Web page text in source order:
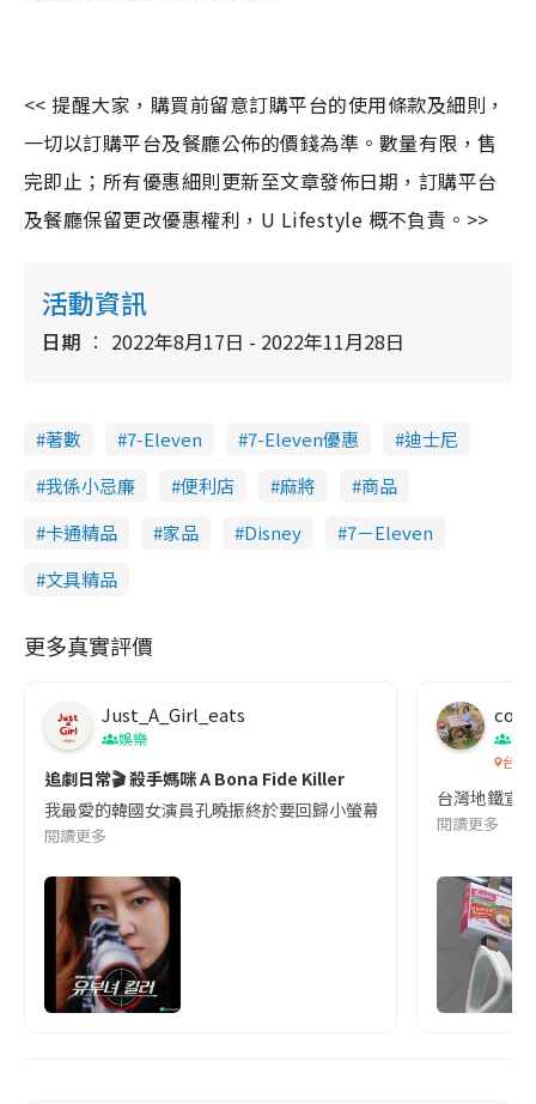
<< 提醒大家，購買前留意訂購平台的使用條款及細則，
一切以訂購平台及餐廳公佈的價錢為準。數量有限，售
完即止；所有優惠細則更新至文章發佈日期，訂購平台
及餐廳保留更改優惠權利，U Lifestyle 概不負責。>>
活動資訊
日期 2022年8月17日 - 2022年11月28日
著數 7-Eleven 7-Eleven優惠
迪士尼
我係小忌廉
便利店 麻將
商品
卡通精品
家品 Disney
7－Eleven
文具精品
更多真實評價
Just_A_Girl_eats
娛樂
追劇日常🎬 殺手媽咪 A Bona Fide Killer
我最愛的韓國女演員孔曉振終於要回歸小螢幕啦!這次的劇本改編
閱讀更多
co
吹
台灣
台灣地鐵宣
閱讀更多